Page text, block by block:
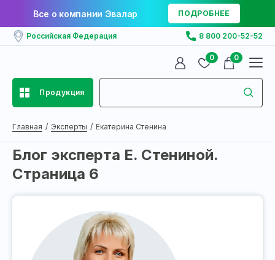
Все о компании Эвалар ПОДРОБНЕЕ
Российская Федерация 8 800 200-52-52
0 0
Продукция
Главная Эксперты Екатерина Стенина
Блог эксперта Е. Стениной.
Страница 6